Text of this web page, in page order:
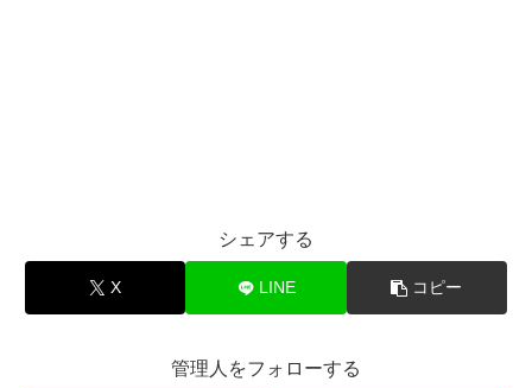
シェアする
X LINE コピー
管理人をフォローする